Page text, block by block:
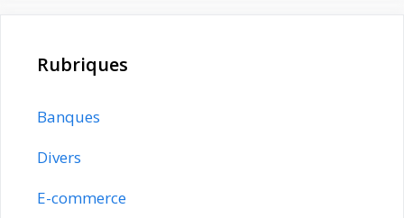
Rubriques
Banques
Divers
E-commerce